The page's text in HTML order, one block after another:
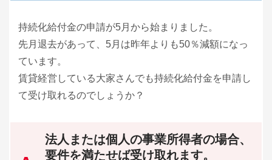
持続化給付金の申請が5月から始まりました。
先月退去があって、5月は昨年よりも50％減額になっ
ています。
賃貸経営している大家さんでも持続化給付金を申請し
て受け取れるのでしょうか？
法人または個人の事業所得者の場合、
要件を満たせば受け取れます。